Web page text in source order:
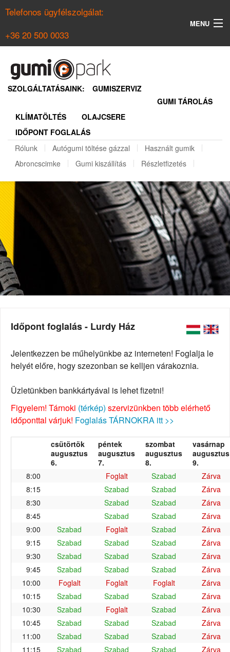
Telefonos ügyfélszolgálat:
+36 20 500 0033
MENU
NYÁRI GUMI KERESŐ
REGISZTRÁCIÓ
SZOLGÁLTATÁSAINK:
GUMISZERVIZ
GUMI TÁROLÁS
KLÍMATÖLTÉS
OLAJCSERE
IDŐPONT FOGLALÁS
Rólunk
Autógumi töltése gázzal
Használt gumik
Abroncscimke
Gumi kiszállítás Részletfizetés
Időpont foglalás - Lurdy Ház
Jelentkezzen be műhelyünkbe az interneten! Foglalja le
helyét előre, hogy szezonban se kelljen várakoznia.
Üzletünkben bankkártyával is lehet fizetni!
Figyelem! Tárnoki (térkép) szervizünkben több elérhető
időponttal várjuk! Foglalás TÁRNOKRA itt >>
csütörtök
augusztus
6.
péntek
augusztus
7.
szombat
augusztus
8.
vasárnap
augusztus
9.
8:00
Foglalt Szabad
Zárva
8:15
Szabad Szabad
Zárva
8:30
Szabad Szabad
Zárva
8:45
Szabad Szabad
Zárva
9:00
Szabad Foglalt Szabad
Zárva
9:15
Szabad Szabad Szabad
Zárva
9:30
Szabad Szabad Szabad
Zárva
9:45
Szabad Szabad Szabad
Zárva
10:00
Foglalt Foglalt Foglalt
Zárva
10:15
Szabad Szabad Szabad
Zárva
10:30
Szabad Foglalt Szabad
Zárva
10:45
Szabad Szabad Szabad
Zárva
11:00
Szabad Szabad Szabad
Zárva
11:15
Szabad Szabad Szabad
Zárva